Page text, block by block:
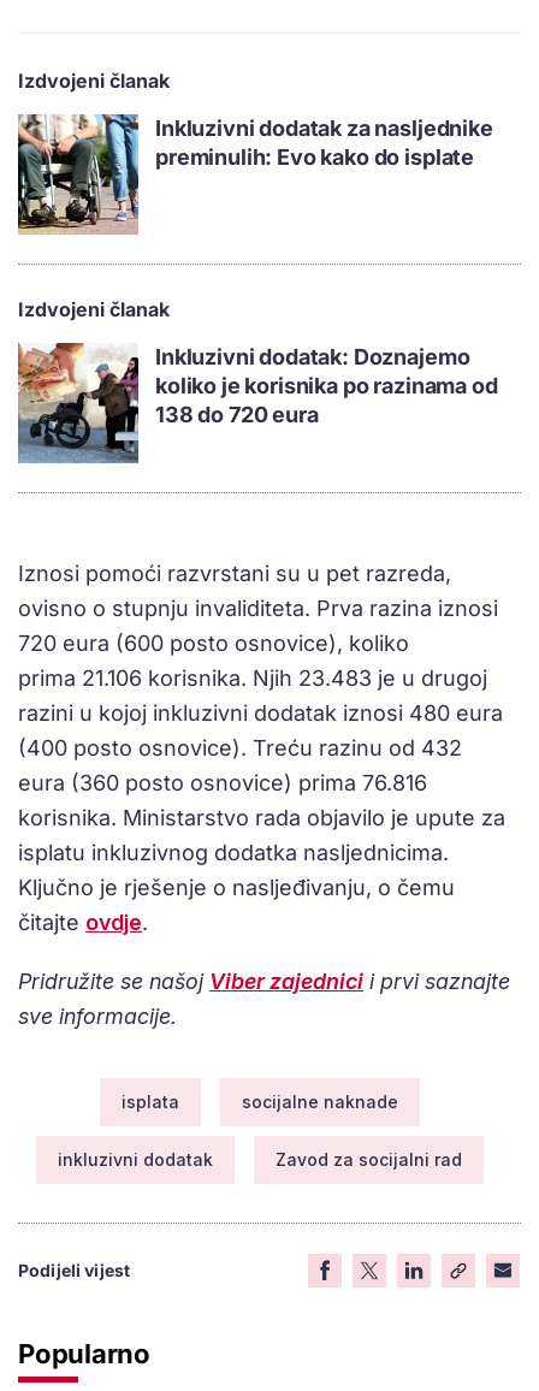
Izdvojeni članak
Inkluzivni dodatak za nasljednike
preminulih: Evo kako do isplate
Izdvojeni članak
Inkluzivni dodatak: Doznajemo
koliko je korisnika po razinama od
138 do 720 eura
Iznosi pomoći razvrstani su u pet razreda,
ovisno o stupnju invaliditeta. Prva razina iznosi
720 eura (600 posto osnovice), koliko
prima 21.106 korisnika. Njih 23.483 je u drugoj
razini u kojoj inkluzivni dodatak iznosi 480 eura
(400 posto osnovice). Treću razinu od 432
eura (360 posto osnovice) prima 76.816
korisnika. Ministarstvo rada objavilo je upute za
isplatu inkluzivnog dodatka nasljednicima.
Ključno je rješenje o nasljeđivanju, o čemu
čitajte ovdje.
Pridružite se našoj Viber zajednici i prvi saznajte
sve informacije.
isplata socijalne naknade
inkluzivni dodatak Zavod za socijalni rad
Podijeli vijest
Popularno